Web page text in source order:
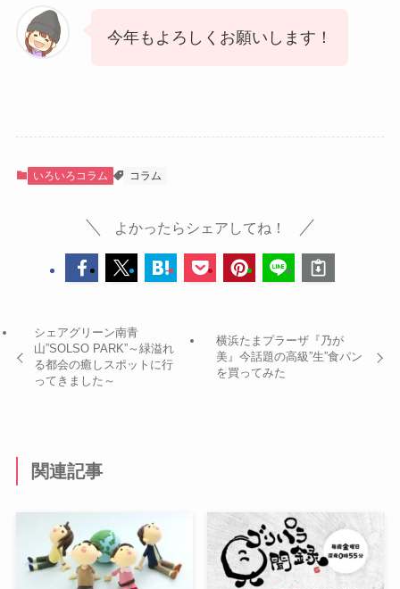
今年もよろしくお願いします！
いろいろコラム コラム
よかったらシェアしてね！
シェアグリーン南青
山”SOLSO PARK”～緑溢れ
る都会の癒しスポットに行
ってきました～
横浜たまプラーザ『乃が
美』今話題の高級”生”食パン
を買ってみた
関連記事